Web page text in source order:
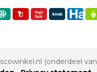
(onderdeel